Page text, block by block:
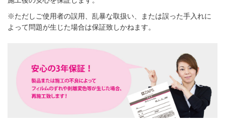
※ただしご使用者の誤用、乱暴な取扱い、または誤った手入れに
よって問題が生じた場合は保証致しかねます。